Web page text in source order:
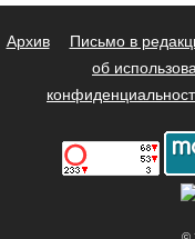
Архив Письмо в
об